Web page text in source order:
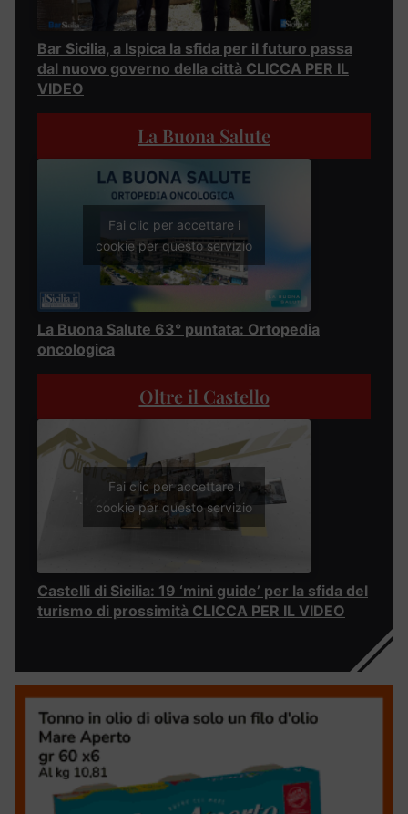
Bar Sicilia, a Ispica la sfida per il futuro passa
dal nuovo governo della città CLICCA PER IL
VIDEO
La Buona Salute
Fai clic per accettare i
cookie per questo servizio
La Buona Salute 63° puntata: Ortopedia
oncologica
Oltre il Castello
Fai clic per accettare i
cookie per questo servizio
Castelli di Sicilia: 19 ‘mini guide’ per la sfida del
turismo di prossimità CLICCA PER IL VIDEO